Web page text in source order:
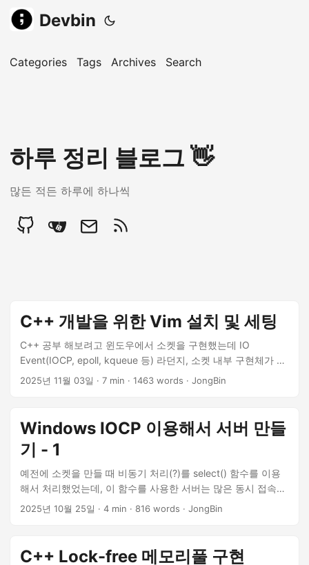
Devbin
Categories Tags Archives Search
하루 정리 블로그 👋
많든 적든 하루에 하나씩
C++ 개발을 위한 Vim 설치 및 세팅
C++ 공부 해보려고 윈도우에서 소켓을 구현했는데 IO
Event(IOCP, epoll, kqueue 등) 라던지, 소켓 내부 구현체가 리
눅스와 달라서 직접 리눅스를 설치하고 개발을 해보려고 합니
설치하고 실행하면 정말 아무것도 없습니다. 까만 화면에 커서
하나만 있습니다. 농담이 아닙니다? 기본적으로 파일 인코딩,
라인 넘버, 탭 사이즈 등 기본적인 설정을 먼저 해줄겁니다. vim
2025년 11월 03일 · 7 min · 1463 words · JongBin
Windows IOCP 이용해서 서버 만들
기 - 1
예전에 소켓을 만들 때 비동기 처리(?)를 select() 함수를 이용
해서 처리했었는데, 이 함수를 사용한 서버는 많은 동시 접속자
및 고성능에는 적합하지 않다고 해서 다른 방법을 찾아보기로
스크립터 배열을 다시 세팅해서 전달 polling 방식 select() 함수
2025년 10월 25일 · 4 min · 816 words · JongBin
C++ Lock-free 메모리풀 구현